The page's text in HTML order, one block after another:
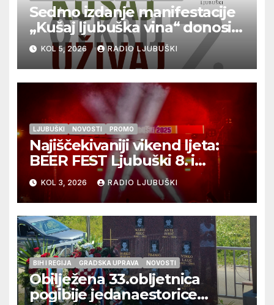
Sedmo izdanje manifestacije
„Kušaj ljubuška vina“ donosi
vrhunska vina, gastronomiju i
glazbu
KOL 5, 2026 RADIO LJUBUŠKI
LJUBUŠKI NOVOSTI PROMO
Najiščekivaniji vikend ljeta:
BEER FEST Ljubuški 8. i
9.kolovoza
KOL 3, 2026 RADIO LJUBUŠKI
BIH I REGIJA GRADSKA UPRAVA NOVOSTI
Obilježena 33.obljetnica
pogibije jedanaestorice